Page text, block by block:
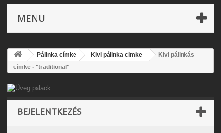
MENU
Pálinka címke Kivi pálinka cimke
Kivi pálinkás
címke - "traditional"
BEJELENTKEZÉS